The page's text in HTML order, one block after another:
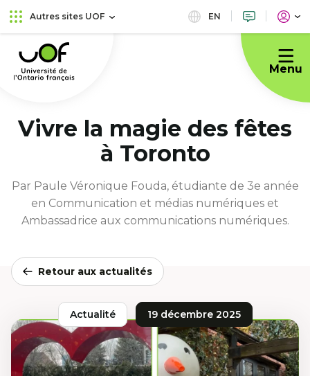
Aller
au
principal
Passer
au
contenu
Autres sites UOF EN
Université
de
l'Ontario
Menu
Vivre la magie des fêtes
à Toronto
Par Paule Véronique Fouda, étudiante de 3e année
en Communication et médias numériques et
Ambassadrice aux communications numériques.
Retour aux actualités
Actualité 19 décembre 2025